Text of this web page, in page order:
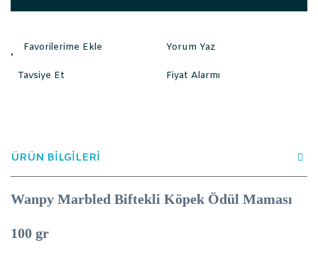
Yorum Yaz
Tavsiye Et Fiyat Alarmı
ÜRÜN BİLGİLERİ
Wanpy Marbled Biftekli Köpek Ödül Maması
100 gr